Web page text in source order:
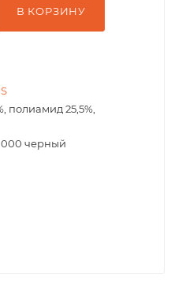
В КОРЗИНУ
полиамид 25,5%,
000 черный